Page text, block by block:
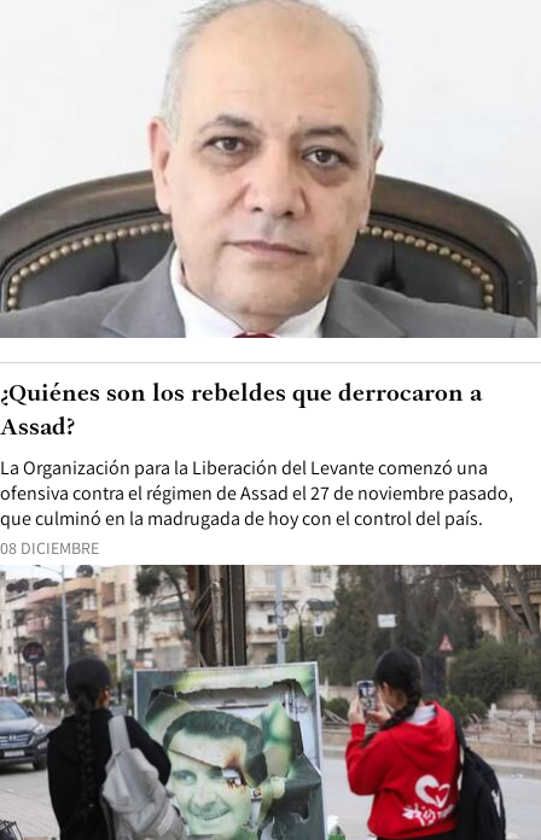
08 DICIEMBRE
La Organización para la Liberación del Levante comenzó una
ofensiva contra el régimen de Assad el 27 de noviembre pasado,
que culminó en la madrugada de hoy con el control del país.
¿Quiénes son los rebeldes que derrocaron a
Assad?